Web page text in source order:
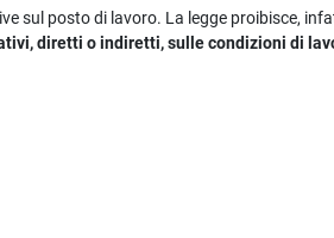
sul posto di lavoro. La legge proibisce,
diretti o indiretti, sulle condizioni di